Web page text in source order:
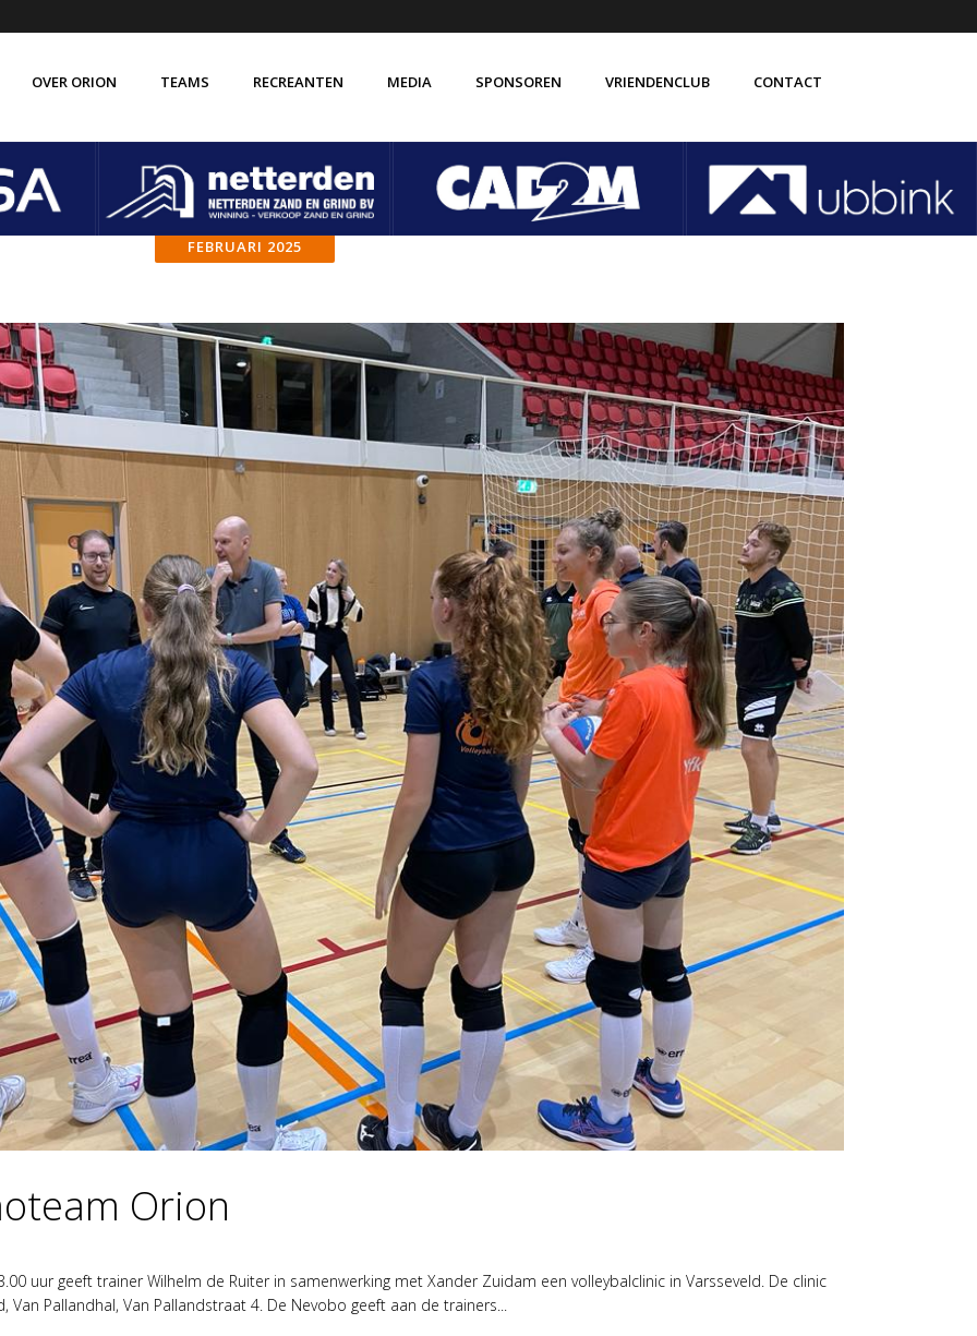
OVER ORION
vereniging Orion
Verenigingsbrede gedragscode
Vertrouwenscontactpersoon
TEAMS RECREANTEN MEDIA SPONSOREN VRIENDENCLUB CONTACT
FEBRUARI 2025
Orion
uur geeft trainer Wilhelm de Ruiter in samenwerking met Xander Zuidam een volleybalclinic in Varsseveld. De clinic
Van Pallandhal, Van Pallandstraat 4. De Nevobo geeft aan de trainers...